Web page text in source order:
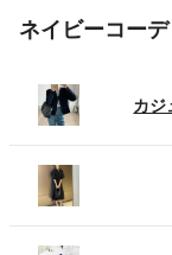
ネイビーコー
カジ